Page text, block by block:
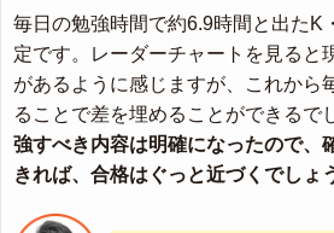
毎日の勉強時間で約6.9時間と出たK
定です。レーダーチャートを見ると
があるように感じますが、これから
ることで差を埋めることができるで
強すべき内容は明確になったので、
きれば、合格はぐっと近づくでしょ